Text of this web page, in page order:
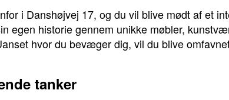
i Danshøjvej 17, og du vil blive mødt af et
egen historie gennem unikke møbler,
hvor du bevæger dig, vil du blive
tanker